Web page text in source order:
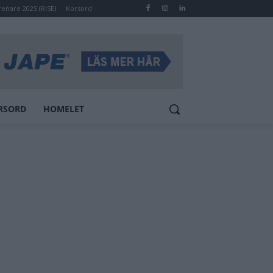
2025 (RISE) Korsord
HOMELET